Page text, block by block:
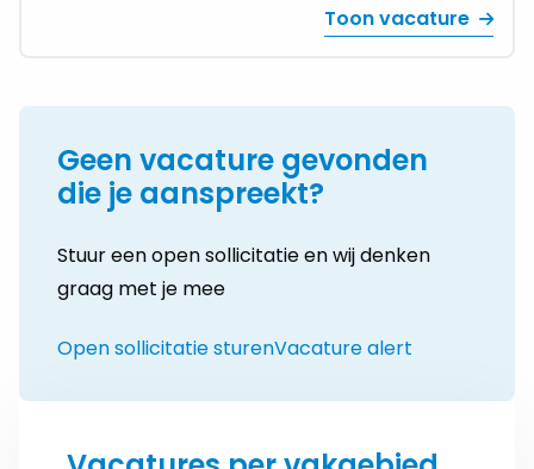
Contractmanager voor 0,8 - 1,0 FTE houd je grip
risico’s en verbeterkansen. Jouw ervaring,
Toon vacature
FTE
Geen vacature gevonden
die je aanspreekt?
Stuur een open sollicitatie en wij denken
graag met je mee
Open sollicitatie sturenVacature alert